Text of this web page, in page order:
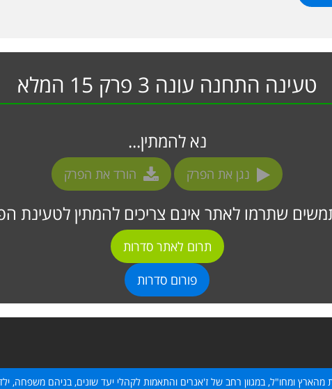
טעינה התחנה עונה 3 פרק 15 המלא
נא להמתין...
נגן את הפרק הורד את הפרק
שתרמו לאתר אינם צריכים להמתין לטעינת
תרום לאתר סדרות
פורום סדרות
מהארץ ומחו"ל, במגוון רחב של ז'אנרים והתאמות לקהלי יעד שונים, בניהם משפחה,